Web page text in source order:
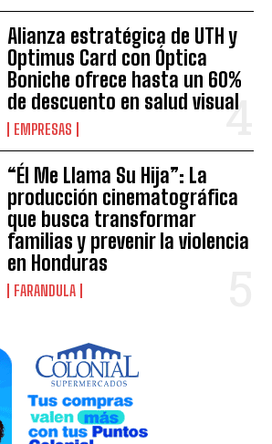
Alianza estratégica de UTH y
Optimus Card con Óptica
Boniche ofrece hasta un 60%
de descuento en salud visual
EMPRESAS
“Él Me Llama Su Hija”: La
producción cinematográfica
que busca transformar
familias y prevenir la violencia
en Honduras
FARANDULA